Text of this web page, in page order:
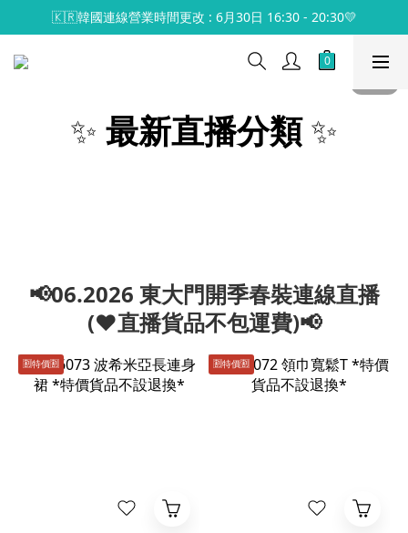
🇰🇷韓國連線營業時間更改 : 6月30日 16:30 - 20:30💛
✨ 最新直播分類✨
📢06.2026 東大門開季春裝連線直播
(♥️直播貨品不包運費)📢
🈹️特價🈹️ 🈹️特價🈹️